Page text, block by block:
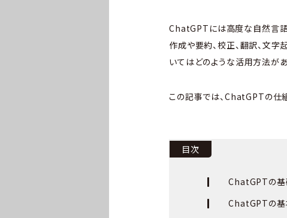
ChatGPTには高度な自然言語
作成や要約、校正、翻訳、文
いてはどのような活用方法があ
この記事では、ChatGPTの仕
目次
ChatGPTの基
ChatGPTの